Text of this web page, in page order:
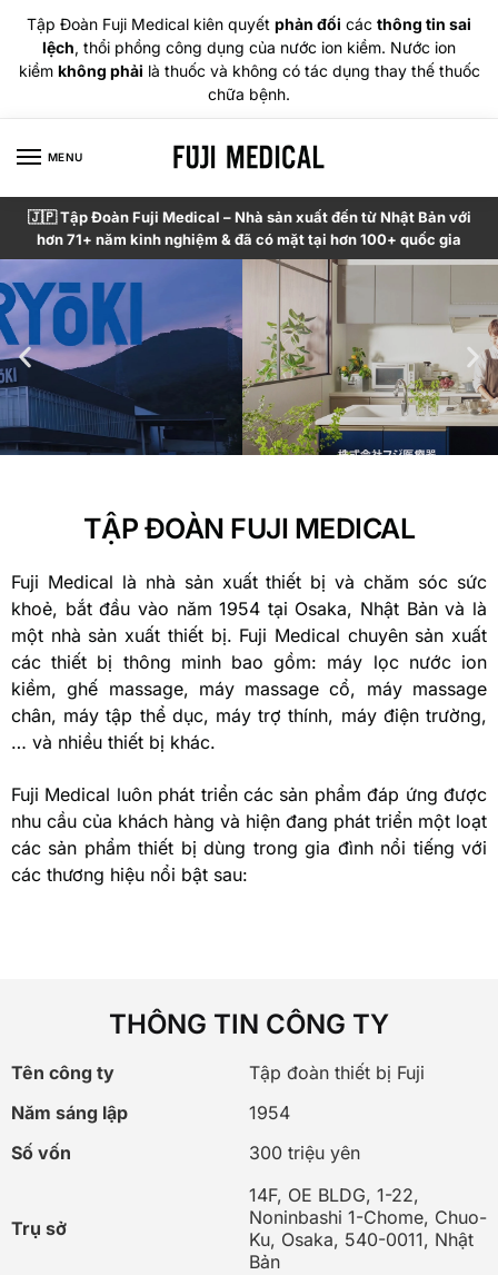
Tập Đoàn Fuji Medical kiên quyết phản đối các thông tin sai
lệch, thổi phồng công dụng của nước ion kiềm. Nước ion
kiềm không phải là thuốc và không có tác dụng thay thế thuốc
chữa bệnh.
MENU
🇯🇵 Tập Đoàn Fuji Medical – Nhà sản xuất đến từ Nhật Bản với
hơn 71+ năm kinh nghiệm & đã có mặt tại hơn 100+ quốc gia
TẬP ĐOÀN FUJI MEDICAL
Fuji Medical là nhà sản xuất thiết bị và chăm sóc sức
khoẻ, bắt đầu vào năm 1954 tại Osaka, Nhật Bản và là
một nhà sản xuất thiết bị. Fuji Medical chuyên sản xuất
các thiết bị thông minh bao gồm: máy lọc nước ion
kiềm, ghế massage, máy massage cổ, máy massage
chân, máy tập thể dục, máy trợ thính, máy điện trường,
… và nhiều thiết bị khác.
Fuji Medical luôn phát triển các sản phẩm đáp ứng được
nhu cầu của khách hàng và hiện đang phát triển một loạt
các sản phẩm thiết bị dùng trong gia đình nổi tiếng với
các thương hiệu nổi bật sau:
THÔNG TIN CÔNG TY
Tên công ty
Tập đoàn thiết bị Fuji
Năm sáng lập
1954
Số vốn
300 triệu yên
Trụ sở
14F, OE BLDG, 1-22,
Noninbashi 1-Chome, Chuo-
Ku, Osaka, 540-0011, Nhật
Bản